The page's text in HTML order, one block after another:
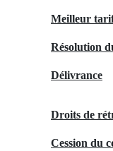
Meilleur
Résolution
Délivrance
Droits de
Cession du